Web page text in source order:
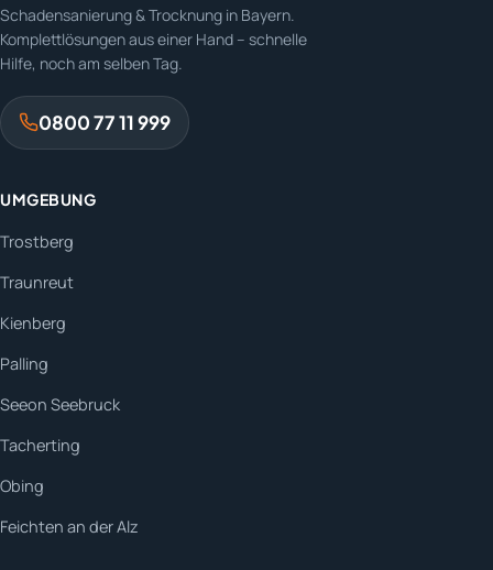
Schadensanierung & Trocknung in Bayern.
Komplettlösungen aus einer Hand – schnelle
Hilfe, noch am selben Tag.
0800 77 11 999
UMGEBUNG
Trostberg
Traunreut
Kienberg
Palling
Seeon Seebruck
Tacherting
Obing
Feichten an der Alz